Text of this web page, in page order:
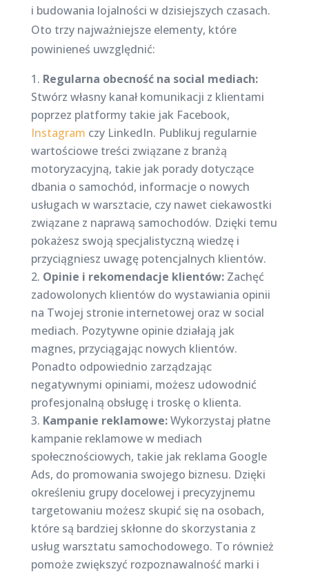
i budowania lojalności w dzisiejszych czasach.
Oto trzy najważniejsze elementy, które
powinieneś uwzględnić:
Regularna obecność na social mediach:
Stwórz własny kanał komunikacji z klientami
poprzez platformy takie jak Facebook,
Instagram czy LinkedIn. Publikuj regularnie
wartościowe treści związane z branżą
motoryzacyjną, takie jak porady dotyczące
dbania o samochód, informacje o nowych
usługach w warsztacie, czy nawet ciekawostki
związane z naprawą samochodów. Dzięki temu
pokażesz swoją specjalistyczną wiedzę i
przyciągniesz uwagę potencjalnych klientów.
Opinie i rekomendacje klientów:Zachęć
zadowolonych klientów do wystawiania opinii
na Twojej stronie internetowej oraz w social
mediach. Pozytywne opinie działają jak
magnes, przyciągając nowych klientów.
Ponadto odpowiednio zarządzając
negatywnymi opiniami, możesz udowodnić
profesjonalną obsługę i troskę o klienta.
Kampanie reklamowe:Wykorzystaj płatne
kampanie reklamowe w mediach
społecznościowych, takie jak reklama Google
Ads, do promowania swojego biznesu. Dzięki
określeniu grupy docelowej i precyzyjnemu
targetowaniu możesz skupić się na osobach,
które są bardziej skłonne do skorzystania z
usług warsztatu samochodowego. To również
pomoże zwiększyć rozpoznawalność marki i